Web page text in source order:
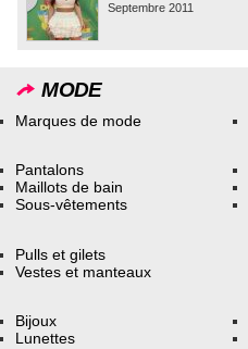
Septembre 2011
MODE
Marques de mode
Pantalons
Maillots de bain
Sous-vêtements
Pulls et gilets
Vestes et manteaux
Bijoux
Lunettes